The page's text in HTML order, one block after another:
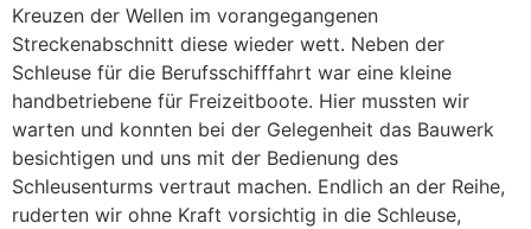
Kreuzen der Wellen im vorangegangenen
Streckenabschnitt diese wieder wett. Neben der
Schleuse für die Berufsschifffahrt war eine kleine
handbetriebene für Freizeitboote. Hier mussten wir
warten und konnten bei der Gelegenheit das Bauwerk
besichtigen und uns mit der Bedienung des
Schleusenturms vertraut machen. Endlich an der Reihe,
ruderten wir ohne Kraft vorsichtig in die Schleuse,